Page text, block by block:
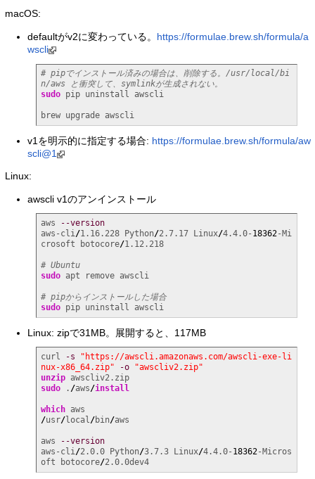
macOS:
defaultがv2に変わっている。 https://formulae.brew.sh/formula/a
wscli
# pipでインストール済みの場合は、削除する。/usr/local/bi
n/aws と衝突して、symlinkが生成されない。
sudo pip uninstall awscli
brew upgrade awscli
v1を明示的に指定する場合: https://formulae.brew.sh/formula/aw
scli@1
Linux:
awscli v1のアンインストール
aws
--version
aws-cli/1.16.228 Python/2.7.17 Linux/4.4.0- 18362-Mi
crosoft botocore/1.12.218
# Ubuntu
sudo apt remove awscli
# pipからインストールした場合
sudo pip uninstall awscli
Linux: zipで31MB。展開すると、117MB
curl -s
"https://awscli.amazonaws.com/awscli-exe-li
nux-x86_64.zip"
-o
"awscliv2.zip"
unzip
awscliv2.zip
sudo . /aws/install
which
/usr/local/bin/aws
aws
--version
aws-cli/2.0.0 Python/3.7.3 Linux/4.4.0- 18362-Micros
oft botocore/2.0.0dev4